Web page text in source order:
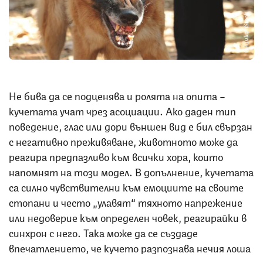
Снимка: iStock
Не бива да се подценява и ролята на опита –
кучетата учат чрез асоциации. Ако даден тип
поведение, глас или дори външен вид е бил свързан
с негативно преживяване, животното може да
реагира предпазливо към всички хора, които
напомнят на този модел. В допълнение, кучетата
са силно чувствителни към емоциите на своите
стопани и често „улавят“ тяхното напрежение
или недоверие към определен човек, реагирайки в
синхрон с него. Така може да се създаде
впечатлението, че кучето разпознава нечия лоша